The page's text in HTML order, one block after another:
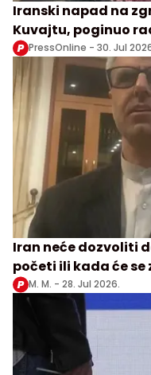
Iranski napad na
Kuvajtu, poginuo
PressOnline - 30. Jul
Iran neće dozvoliti
početi ili kada će
M. M. - 28. Jul 2026.